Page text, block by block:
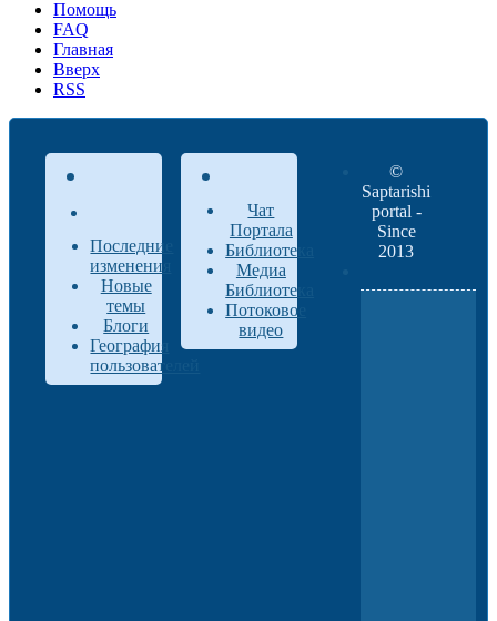
Помощь
FAQ
Главная
Вверх
RSS
Последние
изменения
Новые
темы
Блоги
География
пользователей
Чат
Портала
Библиотека
Медиа
Библиотека
Потоковое
видео
©
Saptarishi
portal -
Since
2013